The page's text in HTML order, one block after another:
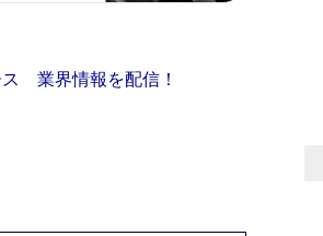
業界情報を配信！